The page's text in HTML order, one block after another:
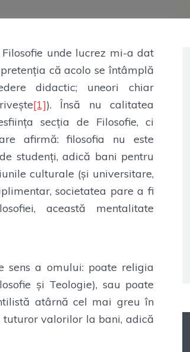
unde lucrez mi-a dat
că acolo se întâmplă
didactic; uneori chiar
[1]). Însă nu calitatea
secția de Filosofie, ci
afirmă: filosofia nu este
studenți, adică bani pentru
culturale (și universitare,
societatea pare a fi
această mentalitate
sens a omului: poate religia
și Teologie), sau poate
atârnă cel mai greu în
valorilor la bani, adică